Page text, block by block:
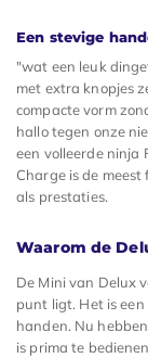
Een stevige
"wat een leuk
met extra knopjes
compacte vorm
hallo tegen onze
een volleerde ninja
Charge is de
als prestaties.
Waarom de
De Mini van Delux
punt ligt. Het is een
handen. Nu
is prima te